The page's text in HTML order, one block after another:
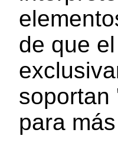
de que
para